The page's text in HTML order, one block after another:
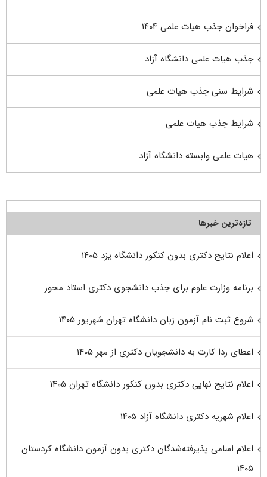
فراخوان جذب هیات علمی ۱۴۰۴
جذب هیات علمی دانشگاه آزاد
شرایط سنی جذب هیات علمی
شرایط جذب هیات علمی
هیات علمی وابسته دانشگاه آزاد
تازه‌ترین خبرها
اعلام نتایج دکتری بدون کنکور دانشگاه یزد ۱۴۰۵
برنامه وزارت علوم برای جذب دانشجوی دکتری استاد محور
شروع ثبت نام آزمون زبان دانشگاه تهران شهریور ۱۴۰۵
اعطای ردا کارت به دانشجویان دکتری از مهر ۱۴۰۵
اعلام نتایج نهایی دکتری بدون کنکور دانشگاه تهران ۱۴۰۵
اعلام شهریه دکتری دانشگاه آزاد ۱۴۰۵
اعلام اسامی پذیرفته‌شدگان دکتری بدون آزمون دانشگاه کردستان
۱۴۰۵